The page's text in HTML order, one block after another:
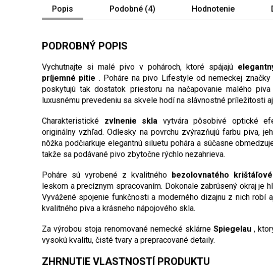
Popis Podobné (4) Hodnotenie
PODROBNÝ POPIS
Vychutnajte si malé pivo v pohároch, ktoré spájajú
príjemné pitie . Poháre na pivo Lifestyle od nemeckej značky
poskytujú tak dostatok priestoru na načapovanie malého
luxusnému prevedeniu sa skvele hodí na slávnostné príležitosti
Charakteristické zvlnenie skla vytvára pôsobivé optické
originálny vzhľad. Odlesky na povrchu zvýrazňujú farbu piva,
nôžka podčiarkuje elegantnú siluetu pohára a súčasne
takže sa podávané pivo zbytočne rýchlo nezahrieva.
Poháre sú vyrobené z kvalitného bezolovnatého
leskom a precíznym spracovaním. Dokonale zabrúsený okraj je
Vyvážené spojenie funkčnosti a moderného dizajnu z nich robí
kvalitného piva a krásneho nápojového skla.
Za výrobou stoja renomované nemecké sklárneSpiegelau ,
vysokú kvalitu, čisté tvary a prepracované detaily.
ZHRNUTIE VLASTNOSTÍ PRODUKTU